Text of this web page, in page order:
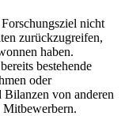
nicht
zurückzugreifen,
haben.
bestehende
oder
Bilanzen von anderen
Mitbewerbern.